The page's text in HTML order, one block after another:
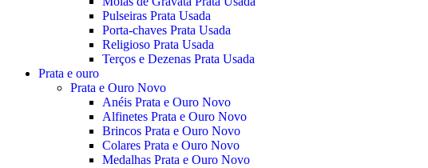
Pulseiras Prata Usada
Porta-chaves Prata Usada
Religioso Prata Usada
Terços e Dezenas Prata Usada
Prata e ouro
Prata e Ouro Novo
Anéis Prata e Ouro Novo
Alfinetes Prata e Ouro Novo
Brincos Prata e Ouro Novo
Colares Prata e Ouro Novo
Medalhas Prata e Ouro Novo